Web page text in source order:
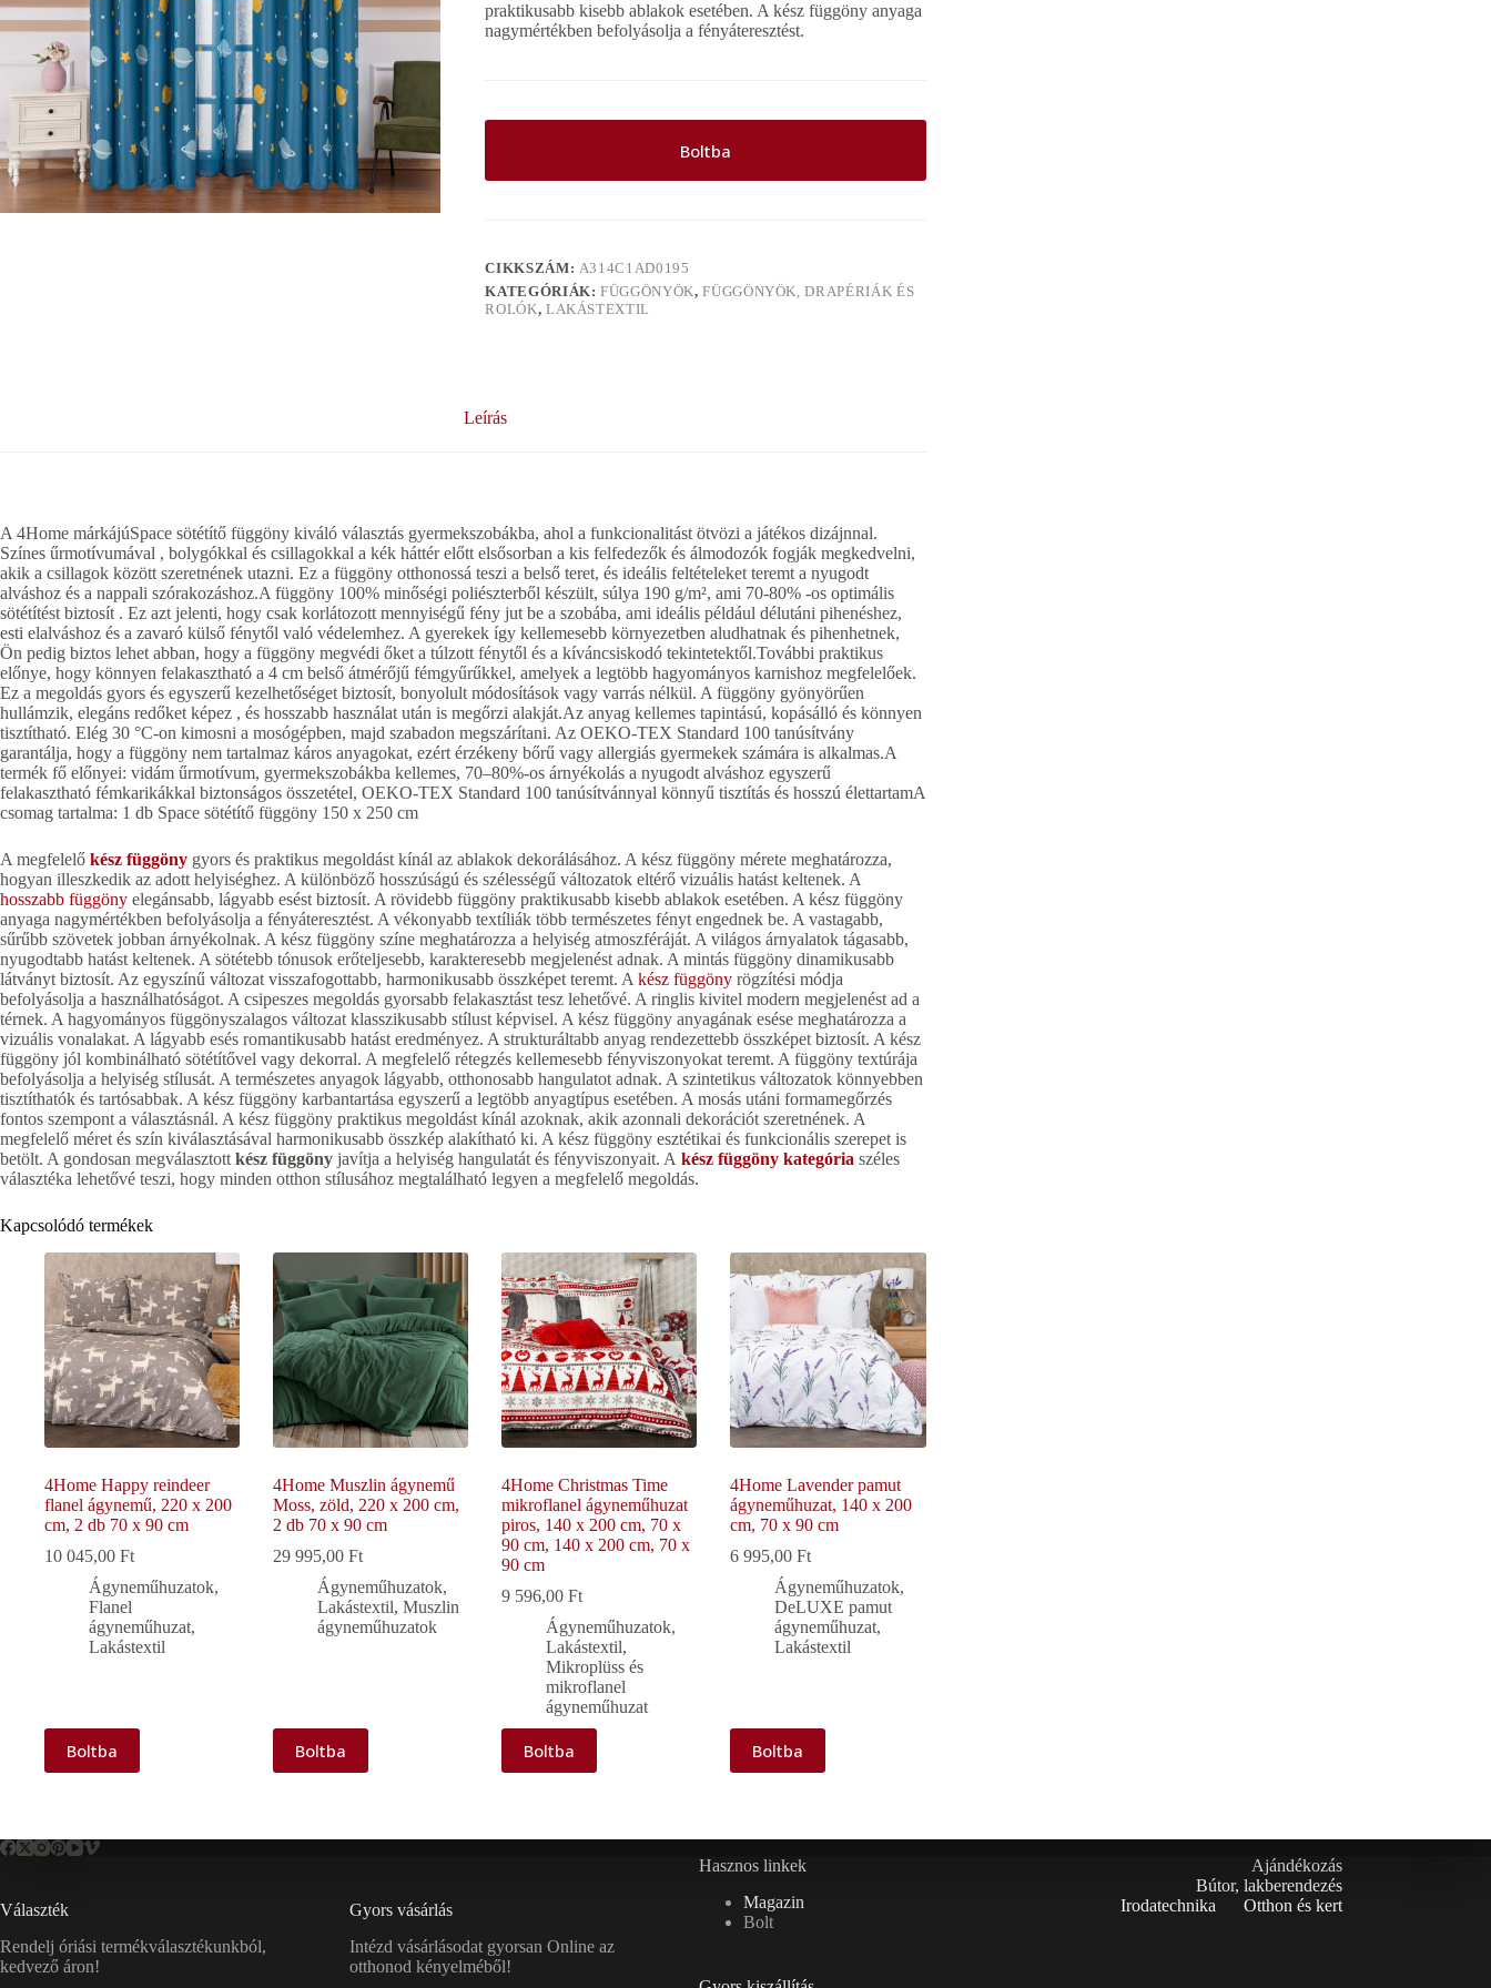
praktikusabb kisebb ablakok esetében. A kész függöny anyaga
nagymértékben befolyásolja a fényáteresztést.
Boltba
CIKKSZÁM: A314C1AD0195
KATEGÓRIÁK:FÜGGÖNYÖK,FÜGGÖNYÖK, DRAPÉRIÁK ÉS
ROLÓK, LAKÁSTEXTIL
Leírás
A 4Home márkájúSpace sötétítő függöny kiváló választás gyermekszobákba, ahol a funkcionalitást ötvözi a játékos dizájnnal.
Színes űrmotívumával , bolygókkal és csillagokkal a kék háttér előtt elsősorban a kis felfedezők és álmodozók fogják megkedvelni,
akik a csillagok között szeretnének utazni. Ez a függöny otthonossá teszi a belső teret, és ideális feltételeket teremt a nyugodt
alváshoz és a nappali szórakozáshoz.A függöny 100% minőségi poliészterből készült, súlya 190 g/m², ami 70-80% -os optimális
sötétítést biztosít . Ez azt jelenti, hogy csak korlátozott mennyiségű fény jut be a szobába, ami ideális például délutáni pihenéshez,
esti elalváshoz és a zavaró külső fénytől való védelemhez. A gyerekek így kellemesebb környezetben aludhatnak és pihenhetnek,
Ön pedig biztos lehet abban, hogy a függöny megvédi őket a túlzott fénytől és a kíváncsiskodó tekintetektől.További praktikus
előnye, hogy könnyen felakasztható a 4 cm belső átmérőjű fémgyűrűkkel, amelyek a legtöbb hagyományos karnishoz megfelelőek.
Ez a megoldás gyors és egyszerű kezelhetőséget biztosít, bonyolult módosítások vagy varrás nélkül. A függöny gyönyörűen
hullámzik, elegáns redőket képez , és hosszabb használat után is megőrzi alakját.Az anyag kellemes tapintású, kopásálló és könnyen
tisztítható. Elég 30 °C-on kimosni a mosógépben, majd szabadon megszárítani. Az OEKO-TEX Standard 100 tanúsítvány
garantálja, hogy a függöny nem tartalmaz káros anyagokat, ezért érzékeny bőrű vagy allergiás gyermekek számára is alkalmas.A
termék fő előnyei: vidám űrmotívum, gyermekszobákba kellemes, 70–80%-os árnyékolás a nyugodt alváshoz egyszerű
felakasztható fémkarikákkal biztonságos összetétel, OEKO-TEX Standard 100 tanúsítvánnyal könnyű tisztítás és hosszú élettartamA
csomag tartalma: 1 db Space sötétítő függöny 150 x 250 cm
A megfelelő kész függöny gyors és praktikus megoldást kínál az ablakok dekorálásához. A kész függöny mérete meghatározza,
hogyan illeszkedik az adott helyiséghez. A különböző hosszúságú és szélességű változatok eltérő vizuális hatást keltenek. A
hosszabb függöny elegánsabb, lágyabb esést biztosít. A rövidebb függöny praktikusabb kisebb ablakok esetében. A kész függöny
anyaga nagymértékben befolyásolja a fényáteresztést. A vékonyabb textíliák több természetes fényt engednek be. A vastagabb,
sűrűbb szövetek jobban árnyékolnak. A kész függöny színe meghatározza a helyiség atmoszféráját. A világos árnyalatok tágasabb,
nyugodtabb hatást keltenek. A sötétebb tónusok erőteljesebb, karakteresebb megjelenést adnak. A mintás függöny dinamikusabb
látványt biztosít. Az egyszínű változat visszafogottabb, harmonikusabb összképet teremt. A kész függöny rögzítési módja
befolyásolja a használhatóságot. A csipeszes megoldás gyorsabb felakasztást tesz lehetővé. A ringlis kivitel modern megjelenést ad a
térnek. A hagyományos függönyszalagos változat klasszikusabb stílust képvisel. A kész függöny anyagának esése meghatározza a
vizuális vonalakat. A lágyabb esés romantikusabb hatást eredményez. A strukturáltabb anyag rendezettebb összképet biztosít. A kész
függöny jól kombinálható sötétítővel vagy dekorral. A megfelelő rétegzés kellemesebb fényviszonyokat teremt. A függöny textúrája
befolyásolja a helyiség stílusát. A természetes anyagok lágyabb, otthonosabb hangulatot adnak. A szintetikus változatok könnyebben
tisztíthatók és tartósabbak. A kész függöny karbantartása egyszerű a legtöbb anyagtípus esetében. A mosás utáni formamegőrzés
fontos szempont a választásnál. A kész függöny praktikus megoldást kínál azoknak, akik azonnali dekorációt szeretnének. A
megfelelő méret és szín kiválasztásával harmonikusabb összkép alakítható ki. A kész függöny esztétikai és funkcionális szerepet is
betölt. A gondosan megválasztott kész függöny javítja a helyiség hangulatát és fényviszonyait. A kész függöny kategória széles
választéka lehetővé teszi, hogy minden otthon stílusához megtalálható legyen a megfelelő megoldás.
Kapcsolódó termékek
4Home Happy reindeer
flanel ágynemű, 220 x 200
cm, 2 db 70 x 90 cm
10 045,00 Ft
Ágyneműhuzatok,
Flanel
ágyneműhuzat,
Lakástextil
Boltba
4Home Muszlin ágynemű
Moss, zöld, 220 x 200 cm,
2 db 70 x 90 cm
29 995,00Ft
Ágyneműhuzatok,
Lakástextil,Muszlin
ágyneműhuzatok
Boltba
4Home Christmas Time
mikroflanel ágyneműhuzat
piros, 140 x 200 cm, 70 x
90 cm, 140 x 200 cm, 70 x
90 cm
9 596,00Ft
Ágyneműhuzatok,
Lakástextil,
Mikroplüss és
mikroflanel
ágyneműhuzat
Boltba
4Home Lavender pamut
ágyneműhuzat, 140 x 200
cm, 70 x 90 cm
6 995,00Ft
Ágyneműhuzatok,
DeLUXE pamut
ágyneműhuzat,
Lakástextil
Boltba
Választék
Rendelj óriási termékválasztékunkból,
kedvező áron!
Gyors vásárlás
Intézd vásárlásodat gyorsan Online az
otthonod kényelméből!
Hasznos linkek
Magazin
Bolt
Ajándékozás
Bútor, lakberendezés
Irodatechnika
Otthon és kert